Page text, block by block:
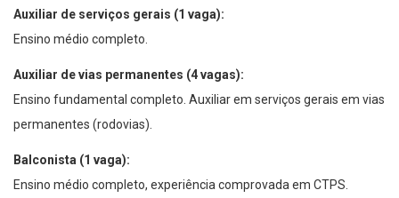
Auxiliar de serviços gerais (1 vaga):
Ensino médio completo.
Auxiliar de vias permanentes (4 vagas):
Ensino fundamental completo. Auxiliar em serviços gerais em vias
permanentes (rodovias).
Balconista (1 vaga):
Ensino médio completo, experiência comprovada em CTPS.